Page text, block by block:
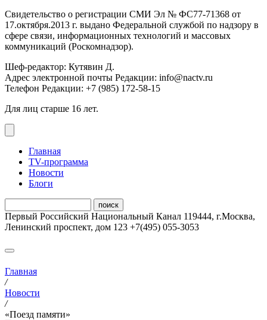
Свидетельство о регистрации СМИ Эл № ФС77-71368 от
17.октября.2013 г. выдано Федеральной службой по надзору в
сфере связи, информационных технологий и массовых
коммуникаций (Роскомнадзор).
Шеф-редактор: Кутявин Д.
Адрес электронной почты Редакции: info@nactv.ru
Телефон Редакции: +7 (985) 172-58-15
Для лиц старше 16 лет.
Главная
ТV-программа
Новости
Блоги
Первый Российский Национальный Канал 119444, г.Москва,
Ленинский проспект, дом 123 +7(495) 055-3053
Главная
/
Новости
/
«Поезд памяти»